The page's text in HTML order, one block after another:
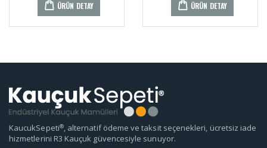
ÜRÜN DETAY ÜRÜN DETAY
KaucukSepeti®, alternatif ödeme ve taksit seçenekleri, ücretsiz iade
hizmetlerini R3 Kauçuk güvencesiyle sunuyor.